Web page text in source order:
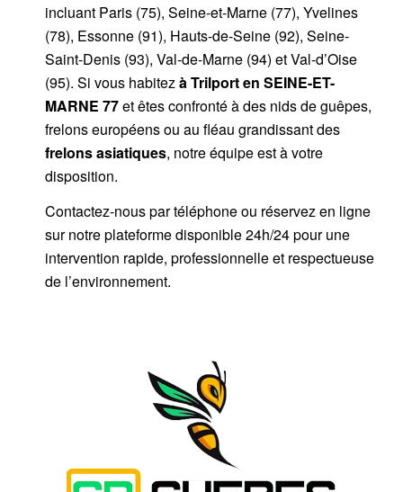
incluant Paris (75), Seine-et-Marne (77), Yvelines
(78), Essonne (91), Hauts-de-Seine (92), Seine-
Saint-Denis (93), Val-de-Marne (94) et Val-d’Oise
(95). Si vous habitez à Trilporten SEINE-ET-
MARNE 77et êtes confronté à des nids de guêpes,
frelons européens ou au fléau grandissant des
frelons asiatiques, notre équipe est à votre
disposition.
Contactez-nous partéléphoneou réservez en ligne
sur notre plateforme disponible 24h/24pour une
intervention rapide, professionnelle et respectueuse
de l’environnement.